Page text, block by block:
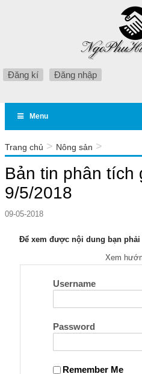
Đăng kí Đăng nhập
Menu
Trang chủ > Nông sản >
Bản tin phân tích
9/5/2018
09-05-2018
Để xem được nội dung bạn
Xem
Username
Password
Remember Me